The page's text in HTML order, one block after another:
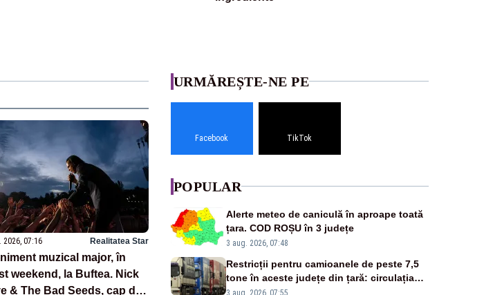
2026, 07:16 Realitatea Star
muzical major, în
weekend, la Buftea. Nick
& The Bad Seeds, cap de
URMĂREȘTE-NE PE
Facebook TikTok
POPULAR
Alerte meteo de caniculă în aproape toată
țara. COD ROȘU în 3 județe
3 aug. 2026, 07:48
Restricții pentru camioanele de peste 7,5
tone în aceste județe din țară: circulația
este interzisă luni, între orele 12:00 și
3 aug. 2026, 07:55